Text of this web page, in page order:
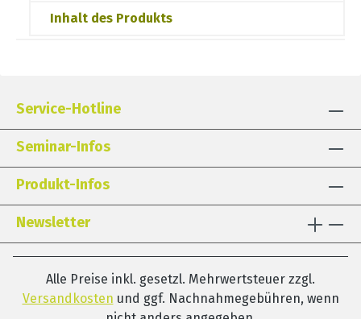
Inhalt des Produkts
Service-Hotline
Seminar-Infos
Produkt-Infos
Newsletter
Alle Preise inkl. gesetzl. Mehrwertsteuer zzgl.
Versandkosten und ggf. Nachnahmegebühren, wenn